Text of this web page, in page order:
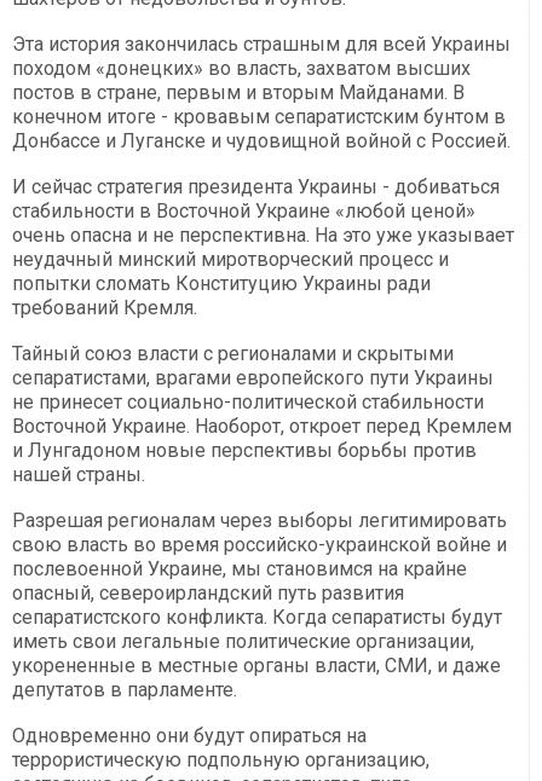
Эта история закончилась страшным для всей Украины
походом «донецких» во власть, захватом высших
постов в стране, первым и вторым Майданами. В
конечном итоге - кровавым сепаратистским бунтом в
Донбассе и Луганске и чудовищной войной с Россией.
И сейчас стратегия президента Украины - добиваться
стабильности в Восточной Украине «любой ценой»
очень опасна и не перспективна. На это уже указывает
неудачный минский миротворческий процесс и
попытки сломать Конституцию Украины ради
требований Кремля.
Тайный союз власти с регионалами и скрытыми
сепаратистами, врагами европейского пути Украины
не принесет социально-политической стабильности
Восточной Украине. Наоборот, откроет перед Кремлем
и Лунгадоном новые перспективы борьбы против
нашей страны.
Разрешая регионалам через выборы легитимировать
свою власть во время российско-украинской войне и
послевоенной Украине, мы становимся на крайне
опасный, североирландский путь развития
сепаратистского конфликта. Когда сепаратисты будут
иметь свои легальные политические организации,
укорененные в местные органы власти, СМИ, и даже
депутатов в парламенте.
Одновременно они будут опираться на
террористическую подпольную организацию,